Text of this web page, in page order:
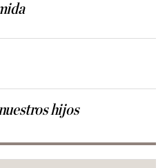
hijos